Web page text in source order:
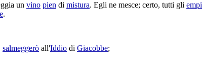
un vino pien di mistura. Egli ne mesce; certo, tutti gli empi
.
salmeggerò all'Iddio di Giacobbe;